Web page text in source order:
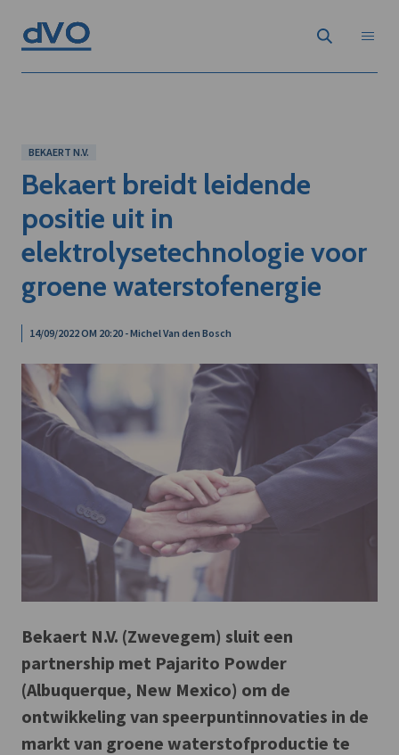
BEKAERT N.V.
Bekaert breidt leidende
positie uit in
elektrolysetechnologie voor
groene waterstofenergie
14/09/2022 OM 20:20 - Michel Van den Bosch
Bekaert N.V. (Zwevegem) sluit een
partnership met Pajarito Powder
(Albuquerque, New Mexico) om de
ontwikkeling van speerpuntinnovaties in de
markt van groene waterstofproductie te